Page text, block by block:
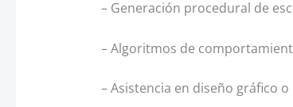
– Generación procedural de
– Algoritmos de
– Asistencia en diseño gráfico